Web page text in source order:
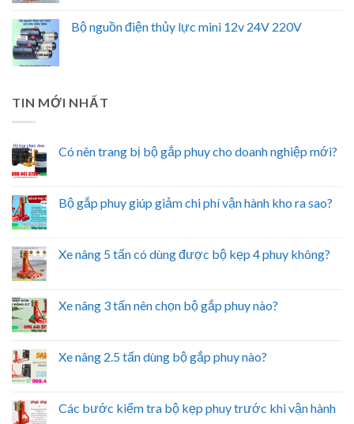
Bộ nguồn điện thủy lực mini 12v 24V 220V
TIN MỚI NHẤT
Có nên trang bị bộ gắp phuy cho doanh nghiệp mới?
Bộ gắp phuy giúp giảm chi phí vận hành kho ra sao?
Xe nâng 5 tấn có dùng được bộ kẹp 4 phuy không?
Xe nâng 3 tấn nên chọn bộ gắp phuy nào?
Xe nâng 2.5 tấn dùng bộ gắp phuy nào?
Các bước kiểm tra bộ kẹp phuy trước khi vận hành